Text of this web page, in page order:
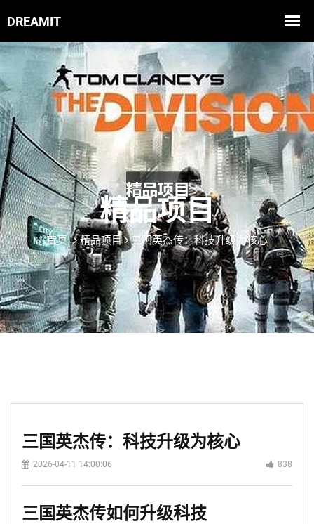
精品项目
首页 精品项目 三国英杰传：科技升级为核心
三国英杰传：科技升级为核心
2026-04-11 14:00:06 838
三国英杰传如何升级科技